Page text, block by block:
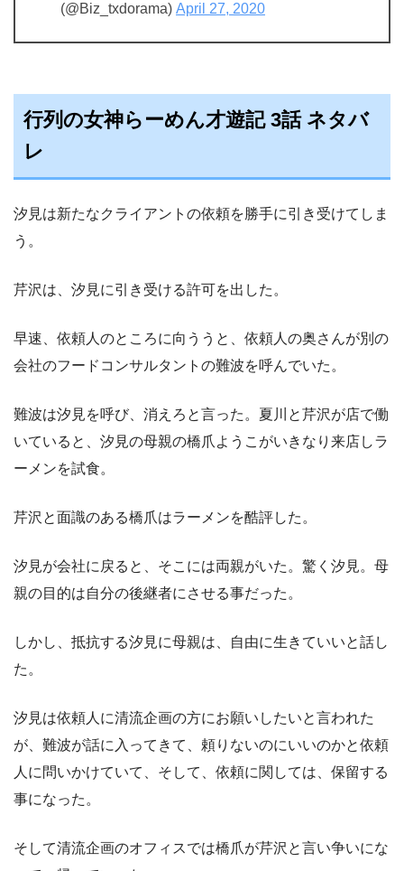
(@Biz_txdorama) April 27, 2020
行列の女神らーめん才遊記 3話 ネタバ
レ
汐見は新たなクライアントの依頼を勝手に引き受けてしま
う。
芹沢は、汐見に引き受ける許可を出した。
早速、依頼人のところに向ううと、依頼人の奥さんが別の
会社のフードコンサルタントの難波を呼んでいた。
難波は汐見を呼び、消えろと言った。夏川と芹沢が店で働
いていると、汐見の母親の橋爪ようこがいきなり来店しラ
ーメンを試食。
芹沢と面識のある橋爪はラーメンを酷評した。
汐見が会社に戻ると、そこには両親がいた。驚く汐見。母
親の目的は自分の後継者にさせる事だった。
しかし、抵抗する汐見に母親は、自由に生きていいと話し
た。
汐見は依頼人に清流企画の方にお願いしたいと言われた
が、難波が話に入ってきて、頼りないのにいいのかと依頼
人に問いかけていて、そして、依頼に関しては、保留する
事になった。
そして清流企画のオフィスでは橋爪が芹沢と言い争いにな